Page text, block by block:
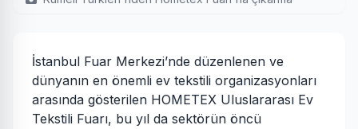
İstanbul Fuar Merkezi’nde düzenlenen ve
dünyanın en önemli ev tekstili organizasyonları
arasında gösterilen HOMETEX Uluslararası Ev
Tekstili Fuarı, bu yıl da sektörün öncü